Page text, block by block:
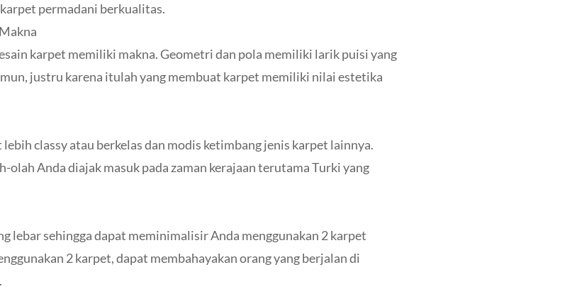
permadani berkualitas.
karpet memiliki makna. Geometri dan pola memiliki larik puisi yang
justru karena itulah yang membuat karpet memiliki nilai estetika
classy atau berkelas dan modis ketimbang jenis karpet lainnya.
olah Anda diajak masuk pada zaman kerajaan terutama Turki yang
lebar sehingga dapat meminimalisir Anda menggunakan 2 karpet
2 karpet, dapat membahayakan orang yang berjalan di